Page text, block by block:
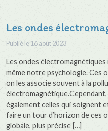
Les ondes
Publié le 16 août 2023
Les ondes
même notre psychologie. Ces
on les associe souvent à la
électromagnétique.Cependant,
également celles qui soignent
faire un tour d’horizon de ces
globale, plus précise […]